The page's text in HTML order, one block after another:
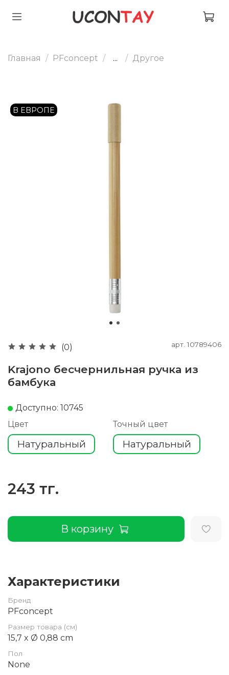
Главная PFconcept ... Другое
В ЕВРОПЕ
(0) арт.10789406
Krajono бесчернильная ручка из
бамбука
Доступно: 10745
Цвет
Натуральный
Точный цвет
Натуральный
243 тг.
В корзину
Характеристики
Бренд
PFconcept
Размер товара (см)
15,7 x Ø 0,88 cm
Пол
None